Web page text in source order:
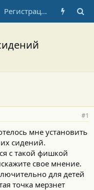
Регистрация
#1
мне установить
сидений.
с такой фишкой
свое мнение.
для детей
точка мерзнет